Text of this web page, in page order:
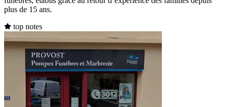
plus de 15 ans.
top notes